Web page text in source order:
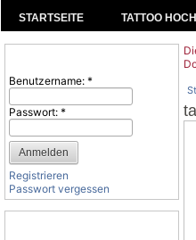
STARTSEITE TATTOO
Benutzername: *
Passwort: *
Registrieren
Passwort vergessen